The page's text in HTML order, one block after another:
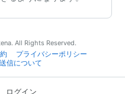
All Rights Reserved.
プライバシーポリシー
信について
ログイン